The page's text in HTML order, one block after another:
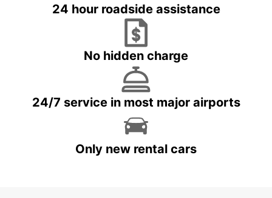
24 hour roadside assistance
No hidden charge
24/7 service in most major airports
Only new rental cars